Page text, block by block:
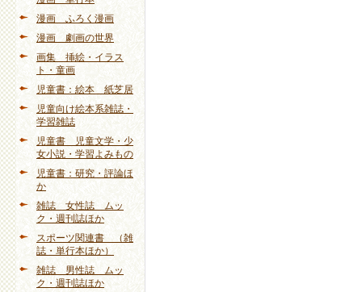
漫画 ふろく漫画
漫画 劇画の世界
画集 挿絵・イラス
ト・童画
児童書：絵本 紙芝居
児童向け絵本系雑誌・
学習雑誌
児童書 児童文学・少
女小説・学習よみもの
児童書：研究・評論ほ
か
雑誌 女性誌 ムッ
ク・週刊誌ほか
スポーツ関連書 （雑
誌・単行本ほか）
雑誌 男性誌 ムッ
ク・週刊誌ほか